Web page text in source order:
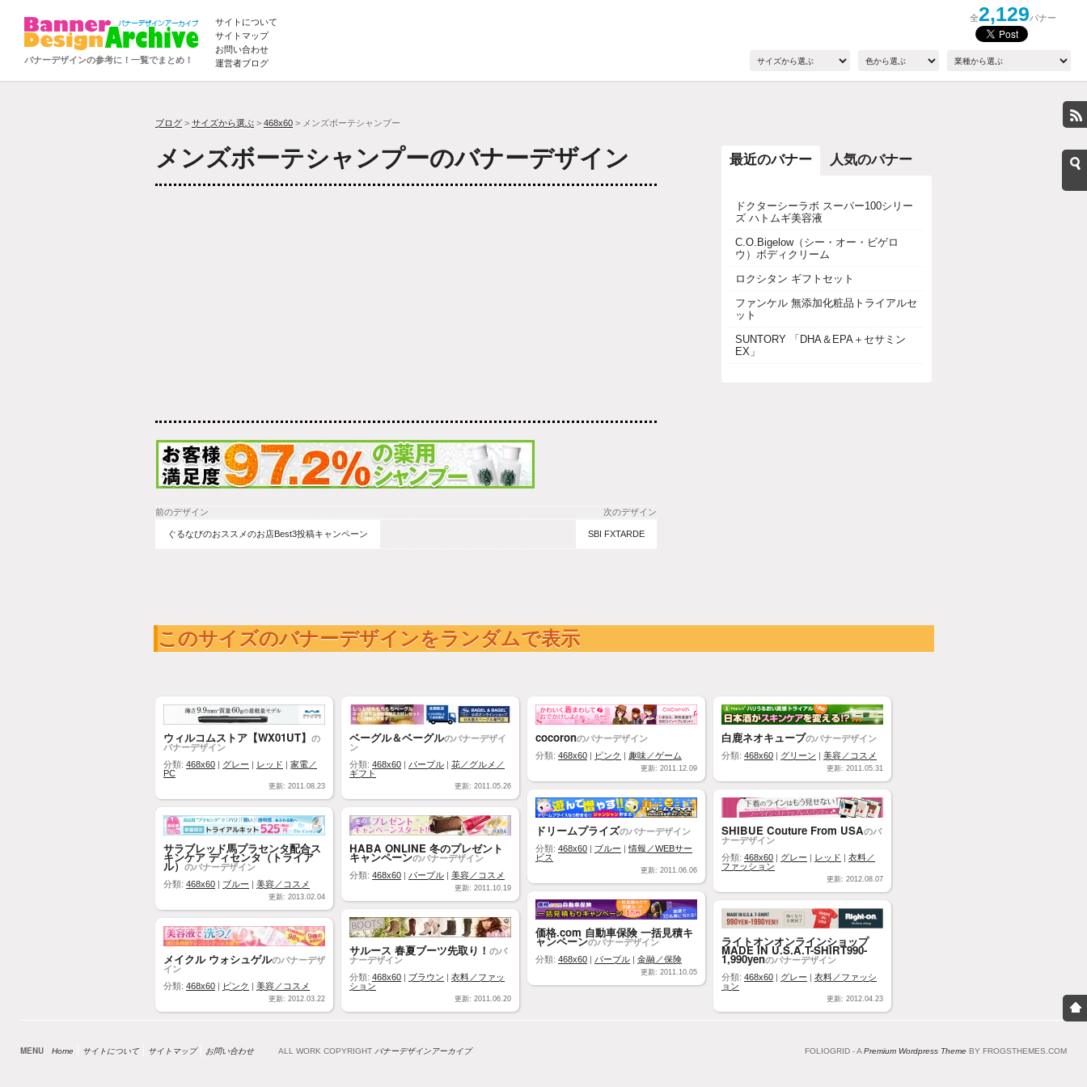
バナーデザインの参考に！一覧でまとめ！
サイトについて
サイトマップ
お問い合わせ
運営者ブログ
全2,129バナー
ブログ > サイズから選ぶ > 468x60 > メンズボーテシャンプー
メンズボーテシャンプーのバナーデザイン
前のデザイン 次のデザイン
ぐるなびのおススメのお店Best3投稿キャンペーン SBI FXTARDE
最近のバナー 人気のバナー
ドクターシーラボ スーパー100シリー
ズ ハトムギ美容液
C.O.Bigelow（シー・オー・ビゲロ
ウ）ボディクリーム
ロクシタン ギフトセット
ファンケル 無添加化粧品トライアルセ
ット
SUNTORY 「DHA＆EPA＋セサミン
EX」
このサイズのバナーデザインをランダムで表示
ウィルコムストア【WX01UT】 の
バナーデザイン
分類: 468x60 グレー レッド
家電／
PC
更新: 2011.08.23
ベーグル＆ベーグルのバナーデザイ
ン
分類: 468x60 パープル
花／グルメ／
ギフト
更新: 2011.05.26
cocoronのバナーデザイン
分類: 468x60 ピンク 趣味／ゲーム
更新: 2011.12.09
白鹿ネオキューブのバナーデザイン
分類: 468x60 グリーン 美容／コスメ
更新: 2011.05.31
ドリームプライズのバナーデザイン
分類: 468x60 ブルー |情報／WEBサー
ビス
更新: 2011.06.06
SHIBUE Couture From USAのバ
ナーデザイン
分類: 468x60 グレー レッド
衣料／
ファッション
更新: 2012.08.07
サラブレッド馬プラセンタ配合ス
キンケア ディセンタ（トライア
ル） のバナーデザイン
分類: 468x60 ブルー 美容／コスメ
更新: 2013.02.04
HABA ONLINE 冬のプレゼント
キャンペーンのバナーデザイン
分類: 468x60 パープル 美容／コスメ
更新: 2011.10.19
価格.com 自動車保険 一括見積キ
ャンペーンのバナーデザイン
分類: 468x60 パープル 金融／保険
更新: 2011.10.05
ライトオンオンラインショップ
MADE IN U.S.A.T-SHIRT990-
1,990yenのバナーデザイン
分類: 468x60 グレー
衣料／ファッシ
ョン
更新: 2012.04.23
サルース 春夏ブーツ先取り！ のバ
ナーデザイン
分類: 468x60 ブラウン
衣料／ファッ
ション
更新: 2011.06.20
メイクル ウォシュゲルのバナーデザ
イン
分類: 468x60 ピンク 美容／コスメ
更新: 2012.03.22
MENU Home サイトについて サイトマップ お問い合わせ ALL WORK COPYRIGHT バナーデザインアーカイブ FOLIOGRID - APremium Wordpress Theme BY FROGSTHEMES.COM